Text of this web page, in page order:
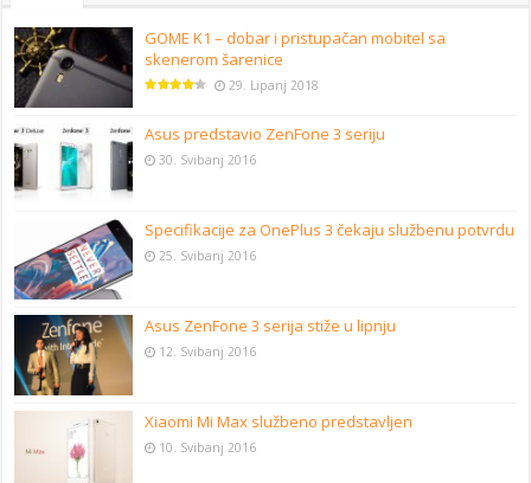
GOME K1 – dobar i pristupačan mobitel sa
skenerom šarenice
29. Lipanj 2018
Asus predstavio ZenFone 3 seriju
30. Svibanj 2016
Specifikacije za OnePlus 3 čekaju službenu potvrdu
25. Svibanj 2016
Asus ZenFone 3 serija stiže u lipnju
12. Svibanj 2016
Xiaomi Mi Max službeno predstavljen
10. Svibanj 2016